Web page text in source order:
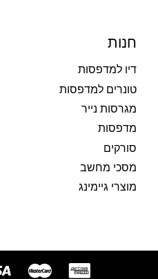
חנות
דיו למדפסות
טונרים למדפסות
מגרסות נייר
מדפסות
סורקים
מסכי מחשב
מוצרי גיימינג